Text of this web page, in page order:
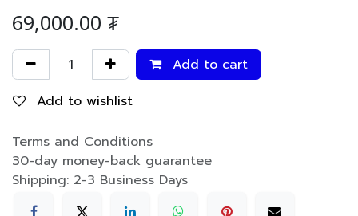
69,000.00₮
Add to cart
Add to wishlist
Terms and Conditions
30-day money-back guarantee
Shipping: 2-3 Business Days